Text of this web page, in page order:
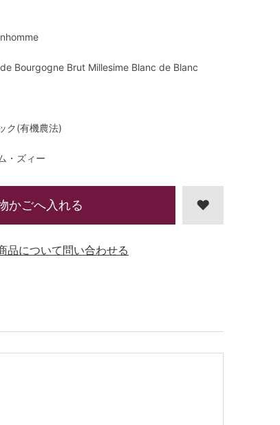
Bourgogne Brut Millesime Blanc de Blanc
ク(有機農法)
・ズィー
かごへ入れる
品について問い合わせる